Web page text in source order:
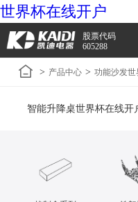
世界杯在线开户
股票代码
605288
> 产品中心 > 功能沙发
智能升降桌世界杯在线开